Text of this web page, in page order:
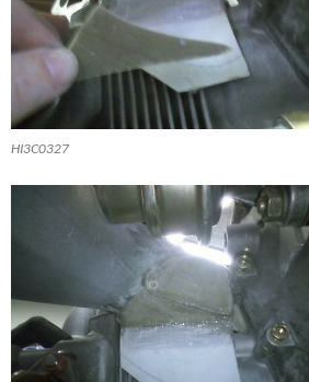
HI3C0327